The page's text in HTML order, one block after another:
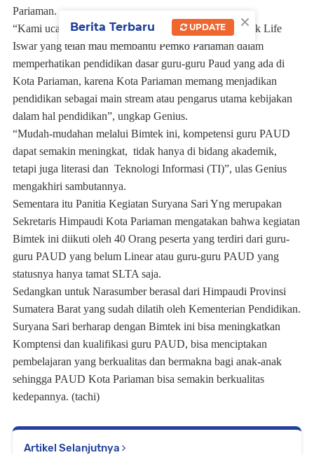
Pariaman.
“Kami ucapkan terimakasih dan apresiasi kepada Bapak Life
Iswar yang telah mau membantu Pemko Pariaman dalam
memperhatikan pendidikan dasar guru-guru Paud yang ada di
Kota Pariaman, karena Kota Pariaman memang menjadikan
pendidikan sebagai main stream atau pengarus utama kebijakan
dalam hal pendidikan”, ungkap Genius.
“Mudah-mudahan melalui Bimtek ini, kompetensi guru PAUD
dapat semakin meningkat, tidak hanya di bidang akademik,
tetapi juga literasi dan Teknologi Informasi (TI)”, ulas Genius
mengakhiri sambutannya.
Sementara itu Panitia Kegiatan Suryana Sari Yng merupakan
Sekretaris Himpaudi Kota Pariaman mengatakan bahwa kegiatan
Bimtek ini diikuti oleh 40 Orang peserta yang terdiri dari guru-
guru PAUD yang belum Linear atau guru-guru PAUD yang
statusnya hanya tamat SLTA saja.
Sedangkan untuk Narasumber berasal dari Himpaudi Provinsi
Sumatera Barat yang sudah dilatih oleh Kementerian Pendidikan.
Suryana Sari berharap dengan Bimtek ini bisa meningkatkan
Komptensi dan kualifikasi guru PAUD, bisa menciptakan
pembelajaran yang berkualitas dan bermakna bagi anak-anak
sehingga PAUD Kota Pariaman bisa semakin berkualitas
kedepannya. (tachi)
Artikel Selanjutnya
×
Berita Terbaru UPDATE